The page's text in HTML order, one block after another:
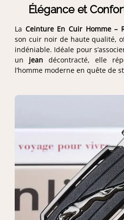
Élégance et
La Ceinture En Cuir Homme –
son cuir noir de haute qualité,
indéniable. Idéale pour
un jean décontracté, elle
l’homme moderne en quête de